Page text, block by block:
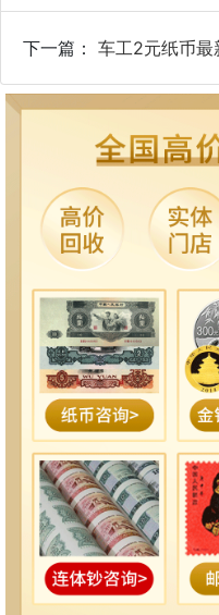
下一篇： 车工2元纸币